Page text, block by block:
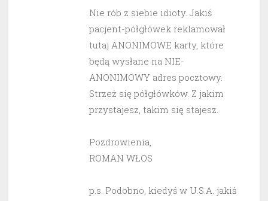
Nie rób z siebie idioty. Jakiś
pacjent-półgłówek reklamował
tutaj ANONIMOWE karty, które
będą wysłane na NIE-
ANONIMOWY adres pocztowy.
Strzeż się półgłówków. Z jakim
przystajesz, takim się stajesz.
Pozdrowienia,
ROMAN WŁOS
p.s. Podobno, kiedyś w U.S.A. jakiś